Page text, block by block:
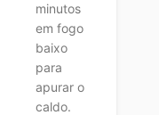
minutos
em fogo
baixo
para
apurar o
caldo.